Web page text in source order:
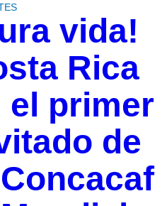
vida!
Rica
el primer
de